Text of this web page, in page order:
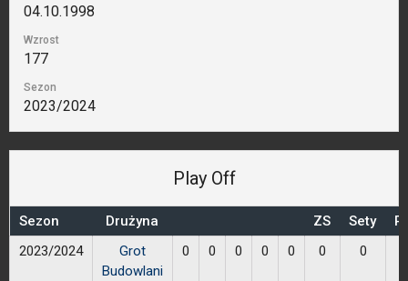
04.10.1998
Wzrost
177
Sezon
2023/2024
Play Off
Sezon Drużyna ZS Sety
2023/2024
Grot
Budowlani
0 0 0 0 0 0 0